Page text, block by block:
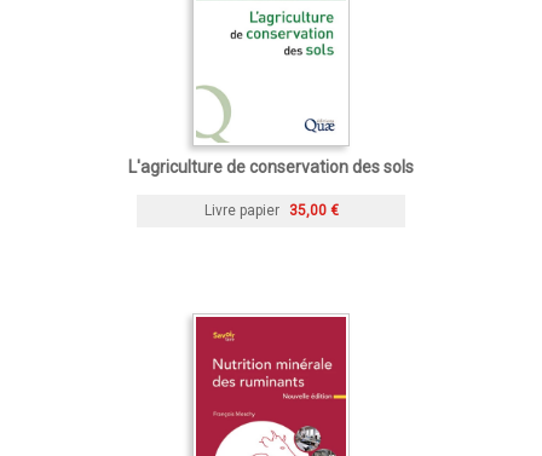
L'agriculture de conservation des sols
Livre papier 35,00 €